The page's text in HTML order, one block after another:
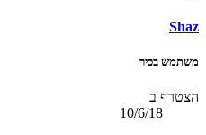
Shaz
משתמש בכיר
הצטרף ב
10/6/18